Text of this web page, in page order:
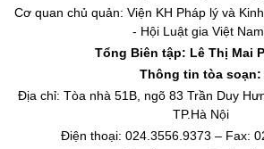
Cơ quan chủ quản: Viện KH Pháp lý và
- Hội Luật gia Việt
Tổng Biên tập: Lê Thị Mai
Thông tin tòa soạn:
Địa chỉ: Tòa nhà 51B, ngõ 83 Trần Duy
TP.Hà Nội
Điện thoại: 024.3556.9373 – Fax: